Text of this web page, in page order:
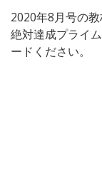
2020年8月号の教
絶対達成プライ
ードください。